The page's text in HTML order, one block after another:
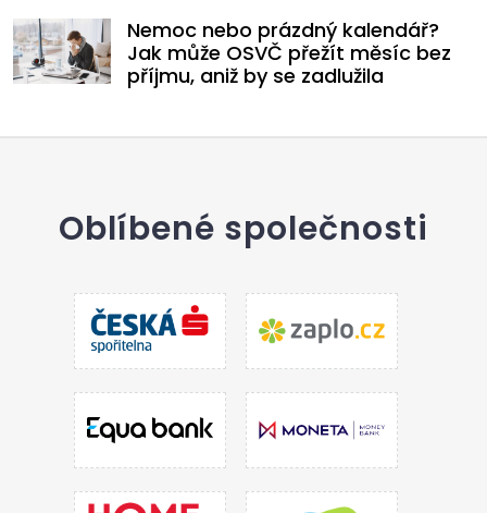
Nemoc nebo prázdný kalendář?
Jak může OSVČ přežít měsíc bez
příjmu, aniž by se zadlužila
Oblíbené společnosti